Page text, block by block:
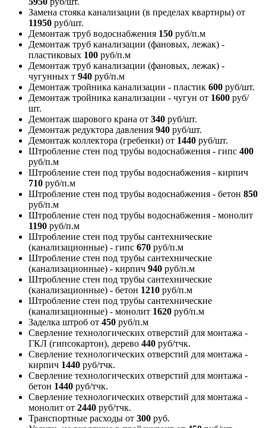
Замена стояка канализации (в пределах квартиры) от
11950 руб/шт.
Демонтаж труб водоснабжения 150 руб/п.м
Демонтаж труб канализации (фановых, лежак) -
пластиковых 100 руб/п.м
Демонтаж труб канализации (фановых, лежак) -
чугунных т 940 руб/п.м
Демонтаж тройника канализации - пластик 600 руб/шт.
Демонтаж тройника канализации - чугун от 1600 руб/
шт.
Демонтаж шарового крана от 340 руб/шт.
Демонтаж редуктора давления 940 руб/шт.
Демонтаж коллектора (гребенки) от 1440 руб/шт.
Штробление стен под трубы водоснабжения - гипс 400
руб/п.м
Штробление стен под трубы водоснабжения - кирпич
710 руб/п.м
Штробление стен под трубы водоснабжения - бетон 850
руб/п.м
Штробление стен под трубы водоснабжения - монолит
1190 руб/п.м
Штробление стен под трубы сантехнические
(канализационные) - гипс 670 руб/п.м
Штробление стен под трубы сантехнические
(канализационные) - кирпич 940 руб/п.м
Штробление стен под трубы сантехнические
(канализационные) - бетон 1210 руб/п.м
Штробление стен под трубы сантехнические
(канализационные) - монолит 1620 руб/п.м
Заделка штроб от 450 руб/п.м
Сверление технологических отверстий для монтажа -
ГКЛ (гипсокартон), дерево 440 руб/тчк.
Сверление технологических отверстий для монтажа -
кирпич 1440 руб/тчк.
Сверление технологических отверстий для монтажа -
бетон 1440 руб/тчк.
Сверление технологических отверстий для монтажа -
монолит от 2440 руб/тчк.
Транспортные расходы от 300 руб.